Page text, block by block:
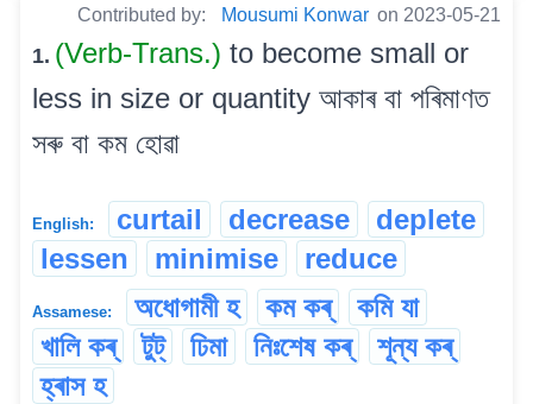
Contributed by: Mousumi Konwar on 2023-05-21
1. (Verb-Trans.) to become small or
less in size or quantity আকাৰ বা পৰিমাণত
সৰু বা কম হোৱা
English: curtail decrease
deplete
lessen
minimise reduce
Assamese: অধোগামী হ কম কৰ্
কমি যা
খালি কৰ্
টুট্ ঢিমা নিঃশেষ কৰ্
শূন্য কৰ্
হ্ৰাস হ